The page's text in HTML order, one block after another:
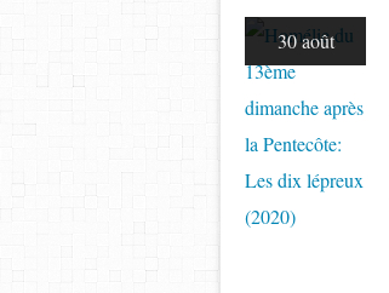
30 août